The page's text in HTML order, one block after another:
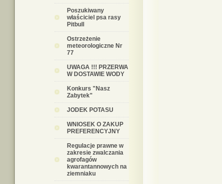
Poszukiwany
właściciel psa rasy
Pitbull
Ostrzeżenie
meteorologiczne Nr
77
UWAGA !!! PRZERWA
W DOSTAWIE WODY
Konkurs "Nasz
Zabytek"
JODEK POTASU
WNIOSEK O ZAKUP
PREFERENCYJNY
Regulacje prawne w
zakresie zwalczania
agrofagów
kwarantannowych na
ziemniaku